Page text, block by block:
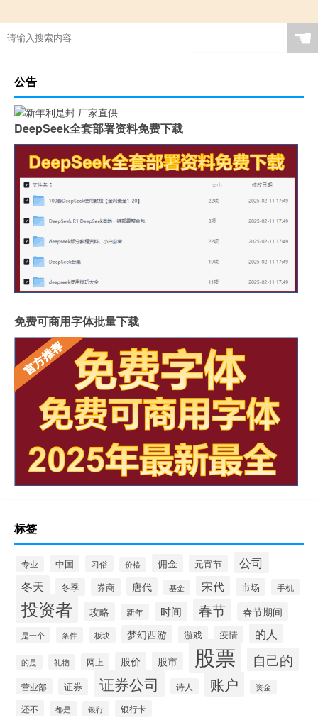
☚
公告
DeepSeek全套部署资料免费下载
免费可商用字体批量下载
标签
专业 中国 习俗 价格 佣金 元宵节
公司
冬天
冬季 券商 唐代 基金 宋代 市场 手机
投资者 攻略 新年 时间 春节 春节期间
是一个 条件 板块 梦幻西游 游戏 疫情 的人
的是 礼物 网上 股价 股市 股票 自己的
营业部 证券 证券公司 诗人 账户 资金
还不 都是 银行 银行卡